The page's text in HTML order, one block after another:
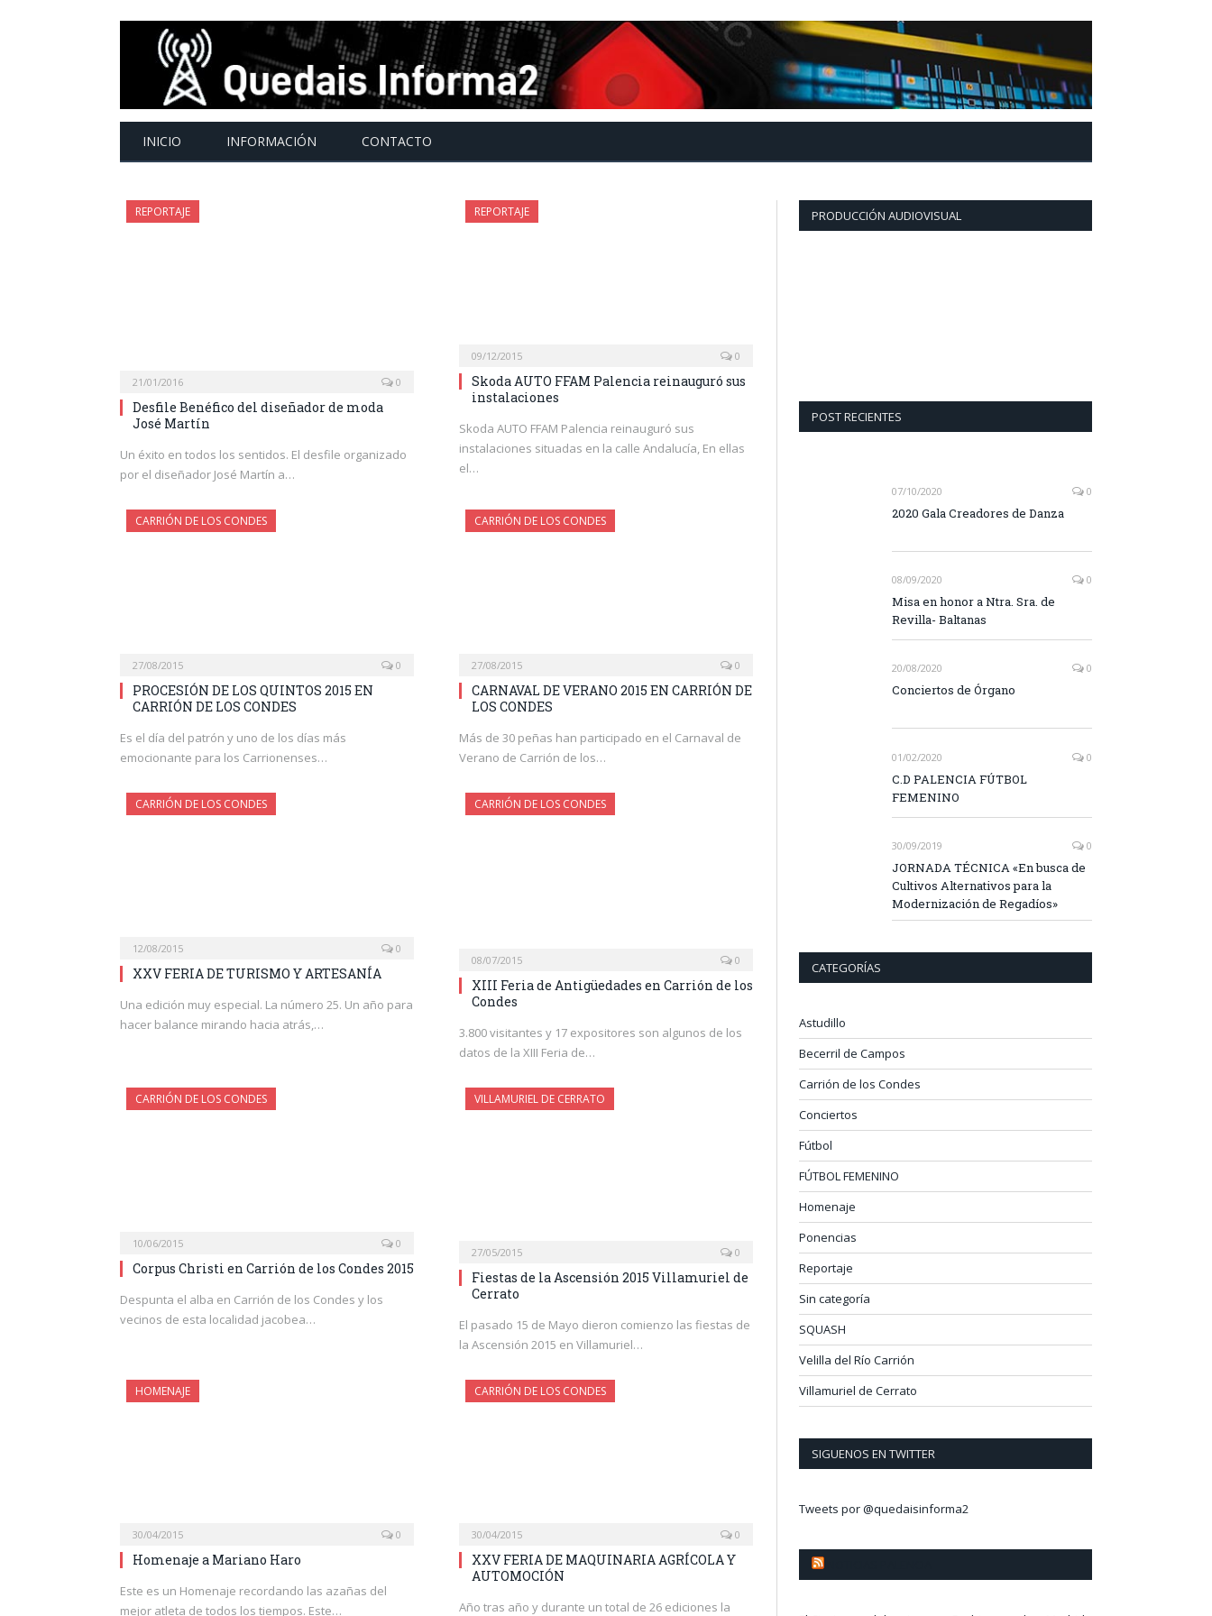
INICIO INFORMACIÓN CONTACTO
REPORTAJE
21/01/2016 0
Desfile Benéfico del diseñador de moda
José Martín
Un éxito en todos los sentidos. El desfile organizado
por el diseñador José Martín a…
REPORTAJE
09/12/2015 0
Skoda AUTO FFAM Palencia reinauguró sus
instalaciones
Skoda AUTO FFAM Palencia reinauguró sus
instalaciones situadas en la calle Andalucía, En ellas
el…
CARRIÓN DE LOS CONDES
27/08/2015 0
PROCESIÓN DE LOS QUINTOS 2015 EN
CARRIÓN DE LOS CONDES
Es el día del patrón y uno de los días más
emocionante para los Carrionenses…
CARRIÓN DE LOS CONDES
27/08/2015 0
CARNAVAL DE VERANO 2015 EN CARRIÓN DE
LOS CONDES
Más de 30 peñas han participado en el Carnaval de
Verano de Carrión de los…
CARRIÓN DE LOS CONDES
12/08/2015 0
XXV FERIA DE TURISMO Y ARTESANÍA
Una edición muy especial. La número 25. Un año para
hacer balance mirando hacia atrás,…
CARRIÓN DE LOS CONDES
08/07/2015 0
XIII Feria de Antigüedades en Carrión de los
Condes
3.800 visitantes y 17 expositores son algunos de los
datos de la XIII Feria de…
CARRIÓN DE LOS CONDES
10/06/2015 0
Corpus Christi en Carrión de los Condes 2015
Despunta el alba en Carrión de los Condes y los
vecinos de esta localidad jacobea…
VILLAMURIEL DE CERRATO
27/05/2015 0
Fiestas de la Ascensión 2015 Villamuriel de
Cerrato
El pasado 15 de Mayo dieron comienzo las fiestas de
la Ascensión 2015 en Villamuriel…
HOMENAJE
30/04/2015 0
Homenaje a Mariano Haro
Este es un Homenaje recordando las azañas del
mejor atleta de todos los tiempos. Este…
CARRIÓN DE LOS CONDES
30/04/2015 0
XXV FERIA DE MAQUINARIA AGRÍCOLA Y
AUTOMOCIÓN
Año tras año y durante un total de 26 ediciones la
PRODUCCIÓN AUDIOVISUAL
POST RECIENTES
07/10/2020 0
2020 Gala Creadores de Danza
08/09/2020 0
Misa en honor a Ntra. Sra. de
Revilla- Baltanas
20/08/2020 0
Conciertos de Órgano
01/02/2020 0
C.D PALENCIA FÚTBOL
FEMENINO
30/09/2019 0
JORNADA TÉCNICA «En busca de
Cultivos Alternativos para la
Modernización de Regadíos»
CATEGORÍAS
Astudillo
Becerril de Campos
Carrión de los Condes
Conciertos
Fútbol
FÚTBOL FEMENINO
Homenaje
Ponencias
Reportaje
Sin categoría
SQUASH
Velilla del Río Carrión
Villamuriel de Cerrato
SIGUENOS EN TWITTER
Tweets por @quedaisinforma2